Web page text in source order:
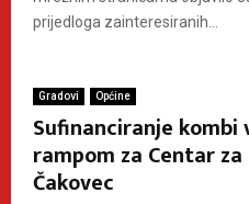
prijedloga zainteresiranih...
Gradovi Općine
Sufinanciranje kombi
rampom za Centar
Čakovec